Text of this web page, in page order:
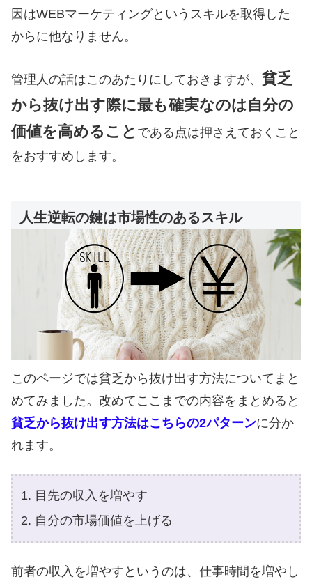
因はWEBマーケティングというスキルを取得した
からに他なりません。
管理人の話はこのあたりにしておきますが、 貧乏
から抜け出す際に最も確実なのは自分の
価値を高めること である点は押さえておくこと
をおすすめします。
人生逆転の鍵は市場性のあるスキル
このページでは貧乏から抜け出す方法についてまと
めてみました。改めてここまでの内容をまとめると
貧乏から抜け出す方法はこちらの2パターンに分か
れます。
目先の収入を増やす
自分の市場価値を上げる
前者の収入を増やすというのは、仕事時間を増やし